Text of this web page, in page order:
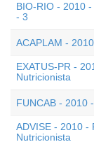
BIO-RIO - 2010
- 3
ACAPLAM -
EXATUS-PR -
Nutricionista
FUNCAB - 2010
ADVISE - 2010 -
Nutricionista